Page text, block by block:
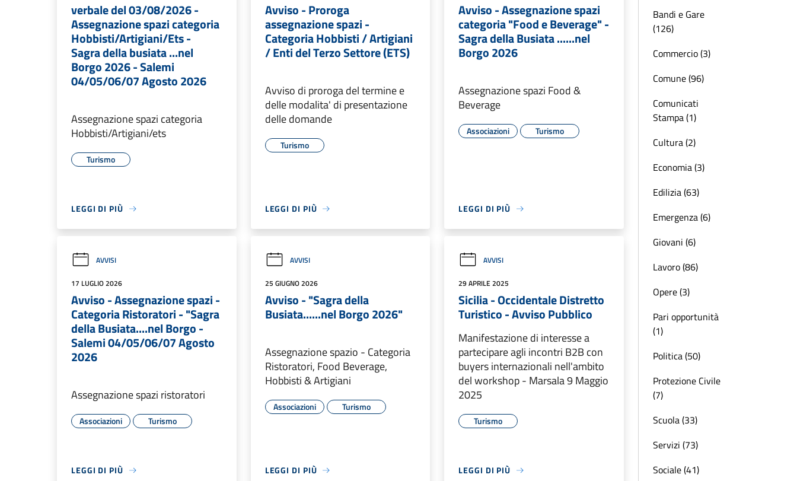
verbale del 03/08/2026 -
Assegnazione spazi categoria
Hobbisti/Artigiani/Ets -
Sagra della busiata ...nel
Borgo 2026 - Salemi
04/05/06/07 Agosto 2026
Assegnazione spazi categoria
Hobbisti/Artigiani/ets
Turismo
LEGGI DI PIÙ
Avviso - Proroga
assegnazione spazi -
Categoria Hobbisti / Artigiani
/ Enti del Terzo Settore (ETS)
Avviso di proroga del termine e
delle modalita' di presentazione
delle domande
Turismo
LEGGI DI PIÙ
Avviso - Assegnazione spazi
categoria "Food e Beverage" -
Sagra della Busiata ......nel
Borgo 2026
Assegnazione spazi Food &
Beverage
Associazioni Turismo
LEGGI DI PIÙ
AVVISI
17 LUGLIO 2026
Avviso - Assegnazione spazi -
Categoria Ristoratori - "Sagra
della Busiata....nel Borgo -
Salemi 04/05/06/07 Agosto
2026
Assegnazione spazi ristoratori
Associazioni Turismo
LEGGI DI PIÙ
AVVISI
25 GIUGNO 2026
Avviso - "Sagra della
Busiata......nel Borgo 2026"
Assegnazione spazio - Categoria
Ristoratori, Food Beverage,
Hobbisti & Artigiani
Associazioni Turismo
LEGGI DI PIÙ
AVVISI
29 APRILE 2025
Sicilia - Occidentale Distretto
Turistico - Avviso Pubblico
Manifestazione di interesse a
partecipare agli incontri B2B con
buyers internazionali nell'ambito
del workshop - Marsala 9 Maggio
2025
Turismo
LEGGI DI PIÙ
Bandi e Gare
(126)
Commercio (3)
Comune (96)
Comunicati
Stampa (1)
Cultura (2)
Economia (3)
Edilizia (63)
Emergenza (6)
Giovani (6)
Lavoro (86)
Opere (3)
Pari opportunità
(1)
Politica (50)
Protezione Civile
(7)
Scuola (33)
Servizi (73)
Sociale (41)